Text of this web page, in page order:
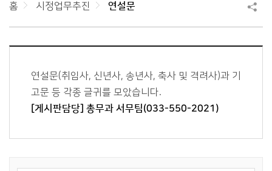
홈 시정업무추진 연설문
연설문(취임사, 신년사, 송년사, 축사 및 격려사)과 기
고문 등 각종 글귀를 모았습니다.
[게시판담당] 총무과 서무팀(033-550-2021)